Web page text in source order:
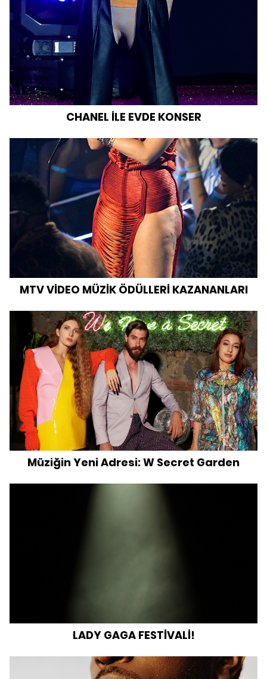
CHANEL İLE EVDE KONSER
MTV VİDEO MÜZİK ÖDÜLLERİ KAZANANLARI
Müziğin Yeni Adresi: W Secret Garden
LADY GAGA FESTİVALİ!